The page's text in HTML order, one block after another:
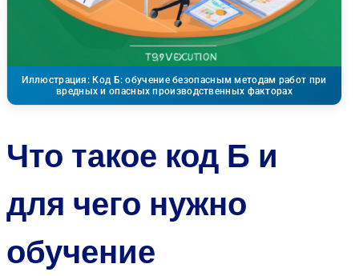
Иллюстрация: Код Б: обучение безопасным методам работ при
вредных и опасных производственных факторах
Что такое код Б и
для чего нужно
обучение